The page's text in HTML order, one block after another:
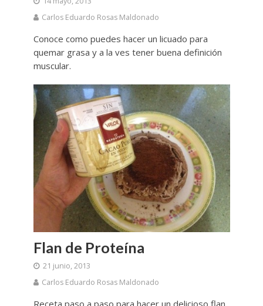
Carlos Eduardo Rosas Maldonado
Conoce como puedes hacer un licuado para
quemar grasa y a la ves tener buena definición
muscular.
Flan de Proteína
21 junio, 2013
Carlos Eduardo Rosas Maldonado
Receta paso a paso para hacer un delicioso flan